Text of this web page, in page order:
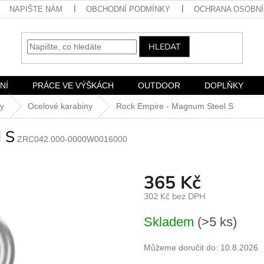
NAPIŠTE NÁM OBCHODNÍ PODMÍNKY OCHRANA
HLEDAT
PRÁCE VE VÝŠKÁCH OUTDOOR DOPLŇKY
Ocelové karabiny Rock Empire - Magnum Steel S
S ZRC042.000-0000W0016000
365 Kč
302 Kč bez DPH
cena:
Skladem (>5 ks)
Můžeme doručit do: 10.8.2026